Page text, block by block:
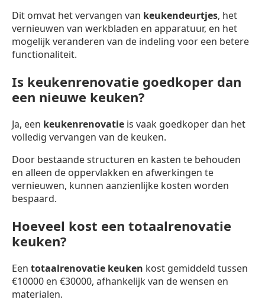
Dit omvat het vervangen van keukendeurtjes, het
vernieuwen van werkbladen en apparatuur, en het
mogelijk veranderen van de indeling voor een betere
functionaliteit.
Is keukenrenovatie goedkoper dan
een nieuwe keuken?
Ja, een keukenrenovatie is vaak goedkoper dan het
volledig vervangen van de keuken.
Door bestaande structuren en kasten te behouden
en alleen de oppervlakken en afwerkingen te
vernieuwen, kunnen aanzienlijke kosten worden
bespaard.
Hoeveel kost een totaalrenovatie
keuken?
Een totaalrenovatie keuken kost gemiddeld tussen
€10000 en €30000, afhankelijk van de wensen en
materialen.